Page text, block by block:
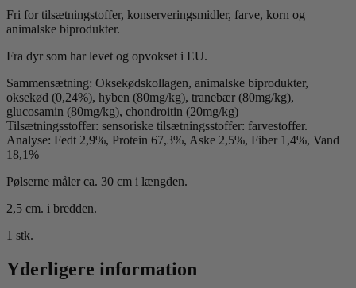
Fri for tilsætningstoffer, konserveringsmidler, farve, korn og
animalske biprodukter.
Fra dyr som har levet og opvokset i EU.
Sammensætning: Oksekødskollagen, animalske biprodukter,
oksekød (0,24%), hyben (80mg/kg), tranebær (80mg/kg),
glucosamin (80mg/kg), chondroitin (20mg/kg)
Tilsætningsstoffer: sensoriske tilsætningsstoffer: farvestoffer.
Analyse: Fedt 2,9%, Protein 67,3%, Aske 2,5%, Fiber 1,4%, Vand
18,1%
Pølserne måler ca. 30 cm i længden.
2,5 cm. i bredden.
1 stk.
Yderligere information